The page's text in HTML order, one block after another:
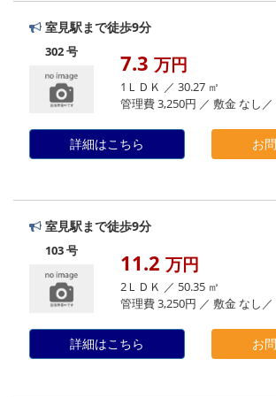
室見駅まで徒歩9分
302 号 7.3 万円
1ＬＤＫ ／ 30.27 ㎡
管理費 3,250円 ／ 敷金 なし／
詳細はこちら お
室見駅まで徒歩9分
103 号 11.2 万円
2ＬＤＫ ／ 50.35 ㎡
管理費 3,250円 ／ 敷金 なし／
詳細はこちら お